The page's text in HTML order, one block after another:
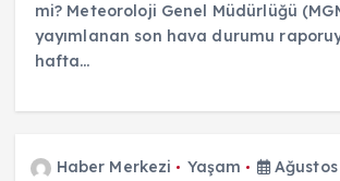
mi? Meteoroloji Genel Müdürlüğü
yayımlanan son hava durumu
hafta…
Haber Merkezi Yaşam
Ağustos